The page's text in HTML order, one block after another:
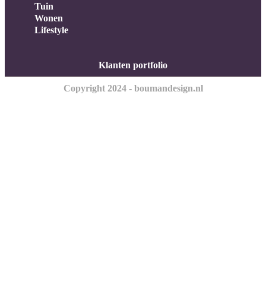
Tuin
Wonen
Lifestyle
Klanten portfolio
Copyright 2024 - boumandesign.nl